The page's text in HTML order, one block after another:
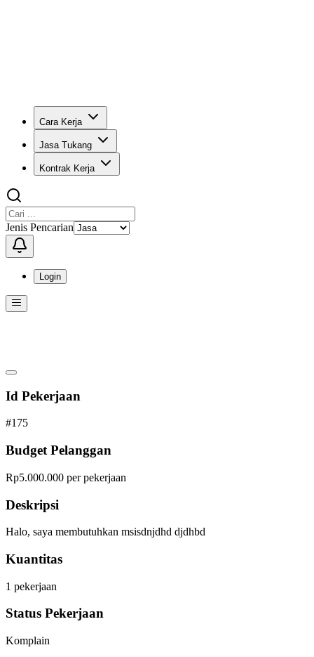
Cara Kerja
Jasa Tukang
Kontrak Kerja
Jenis Pencarian
Login
Id Pekerjaan
#175
Budget Pelanggan
Rp5.000.000 per pekerjaan
Deskripsi
Halo, saya membutuhkan msisdnjdhd djdhbd
Kuantitas
1 pekerjaan
Status Pekerjaan
Komplain